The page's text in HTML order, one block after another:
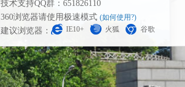
技术支持QQ群：651826110
360浏览器请使用极速模式 (如何使用?)
建议浏览器： IE10+ 火狐 谷歌